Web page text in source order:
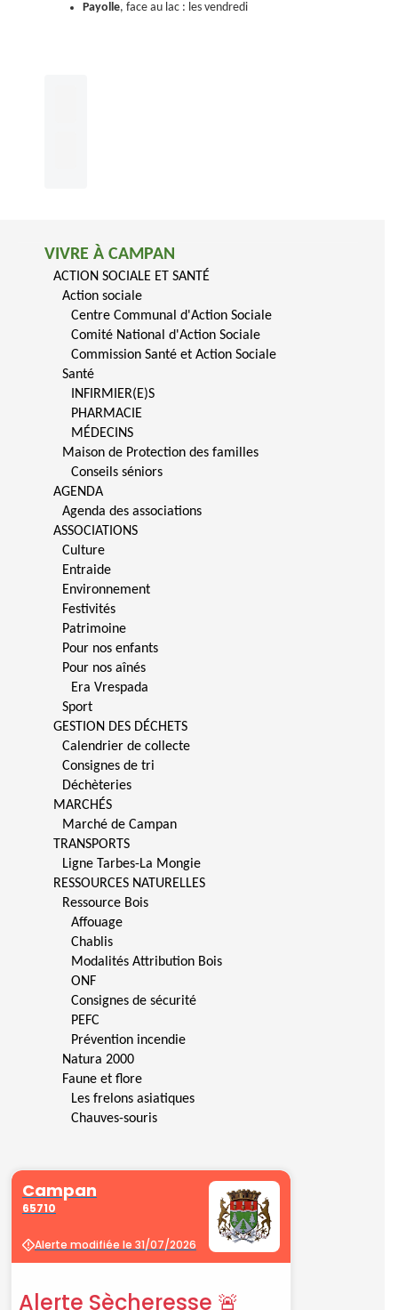
Payolle, face au lac : les vendredi
VIVRE À CAMPAN
ACTION SOCIALE ET SANTÉ
Action sociale
Centre Communal d'Action Sociale
Comité National d'Action Sociale
Commission Santé et Action Sociale
Santé
INFIRMIER(E)S
PHARMACIE
MÉDECINS
Maison de Protection des familles
Conseils séniors
AGENDA
Agenda des associations
ASSOCIATIONS
Culture
Entraide
Environnement
Festivités
Patrimoine
Pour nos enfants
Pour nos aînés
Era Vrespada
Sport
GESTION DES DÉCHETS
Calendrier de collecte
Consignes de tri
Déchèteries
MARCHÉS
Marché de Campan
TRANSPORTS
Ligne Tarbes-La Mongie
RESSOURCES NATURELLES
Ressource Bois
Affouage
Chablis
Modalités Attribution Bois
ONF
Consignes de sécurité
PEFC
Prévention incendie
Natura 2000
Faune et flore
Les frelons asiatiques
Chauves-souris